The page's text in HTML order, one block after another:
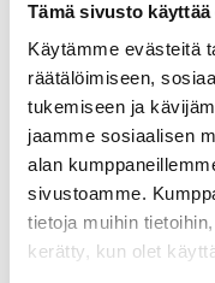
Tämä sivusto käyttää
Käytämme evästeitä
räätälöimiseen,
tukemiseen ja
jaamme sosiaalisen
alan
sivustoamme.
tietoja muihin
kerätty, kun olet
Zagrebin Grand Prix
voimin Osa